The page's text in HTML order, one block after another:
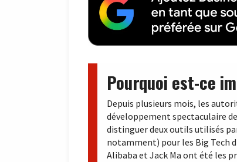
Pourquoi est-ce
Depuis plusieurs mois, les
développement spectaculaire
distinguer deux outils utilisés
notamment) pour les Big Tech
Alibaba et Jack Ma ont été les